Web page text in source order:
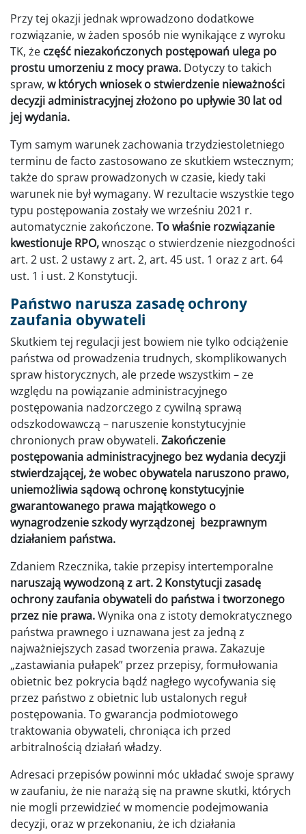
Przy tej okazji jednak wprowadzono dodatkowe
rozwiązanie, w żaden sposób nie wynikające z wyroku
TK, że część niezakończonych postępowań ulega po
prostu umorzeniu z mocy prawa. Dotyczy to takich
spraw, w których wniosek o stwierdzenie nieważności
decyzji administracyjnej złożono po upływie 30 lat od
jej wydania.
Tym samym warunek zachowania trzydziestoletniego
terminu de facto zastosowano ze skutkiem wstecznym;
także do spraw prowadzonych w czasie, kiedy taki
warunek nie był wymagany. W rezultacie wszystkie tego
typu postępowania zostały we wrześniu 2021 r.
automatycznie zakończone. To właśnie rozwiązanie
kwestionuje RPO,wnosząc o stwierdzenie niezgodności
art. 2 ust. 2 ustawy z art. 2, art. 45 ust. 1 oraz z art. 64
ust. 1 i ust. 2 Konstytucji.
Państwo narusza zasadę ochrony
zaufania obywateli
Skutkiem tej regulacji jest bowiem nie tylko odciążenie
państwa od prowadzenia trudnych, skomplikowanych
spraw historycznych, ale przede wszystkim – ze
względu na powiązanie administracyjnego
postępowania nadzorczego z cywilną sprawą
odszkodowawczą – naruszenie konstytucyjnie
chronionych praw obywateli. Zakończenie
postępowania administracyjnego bez wydania decyzji
stwierdzającej, że wobec obywatela naruszono prawo,
uniemożliwia sądową ochronę konstytucyjnie
gwarantowanego prawa majątkowego o
wynagrodzenie szkody wyrządzonej bezprawnym
działaniem państwa.
Zdaniem Rzecznika, takie przepisy intertemporalne
naruszają wywodzoną z art. 2 Konstytucji zasadę
ochrony zaufania obywateli do państwa i tworzonego
przez nie prawa.Wynika ona z istoty demokratycznego
państwa prawnego i uznawana jest za jedną z
najważniejszych zasad tworzenia prawa. Zakazuje
„zastawiania pułapek” przez przepisy, formułowania
obietnic bez pokrycia bądź nagłego wycofywania się
przez państwo z obietnic lub ustalonych reguł
postępowania. To gwarancja podmiotowego
traktowania obywateli, chroniąca ich przed
arbitralnością działań władzy.
Adresaci przepisów powinni móc układać swoje sprawy
w zaufaniu, że nie narażą się na prawne skutki, których
nie mogli przewidzieć w momencie podejmowania
decyzji, oraz w przekonaniu, że ich działania